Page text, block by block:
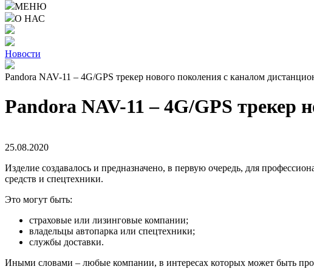
МЕНЮ
О НАС
Новости
Pandora NAV-11 – 4G/GPS трекер нового поколения с каналом
Pandora NAV-11 – 4G/GPS трекер
25.08.2020
Изделие создавалось и предназначено, в первую очередь, для
средств и спецтехники.
Это могут быть:
страховые или лизинговые компании;
владельцы автопарка или спецтехники;
службы доставки.
Иными словами – любые компании, в интересах которых может быть